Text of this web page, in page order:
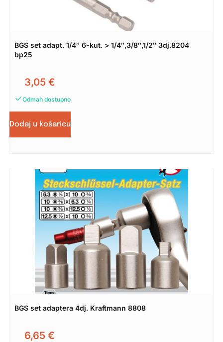
BGS set adapt. 1/4″ 6-kut. > 1/4″,3/8″,1/2″ 3dj.8204
bp25
3,05 €
Odmah dostupno
Dodaj u košaricu
BGS set adaptera 4dj. Kraftmann 8808
6,65 €